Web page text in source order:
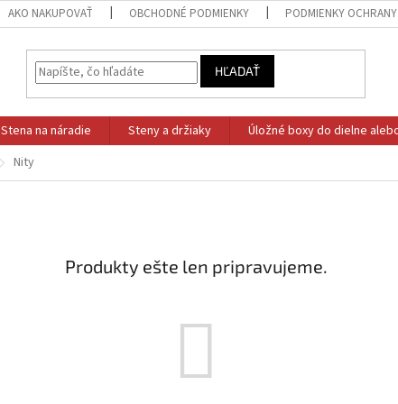
AKO NAKUPOVAŤ OBCHODNÉ PODMIENKY PODMIENKY OCHRANY
HĽADAŤ
Stena na náradie Steny a držiaky Úložné boxy do dielne
Nity
Produkty ešte len pripravujeme.